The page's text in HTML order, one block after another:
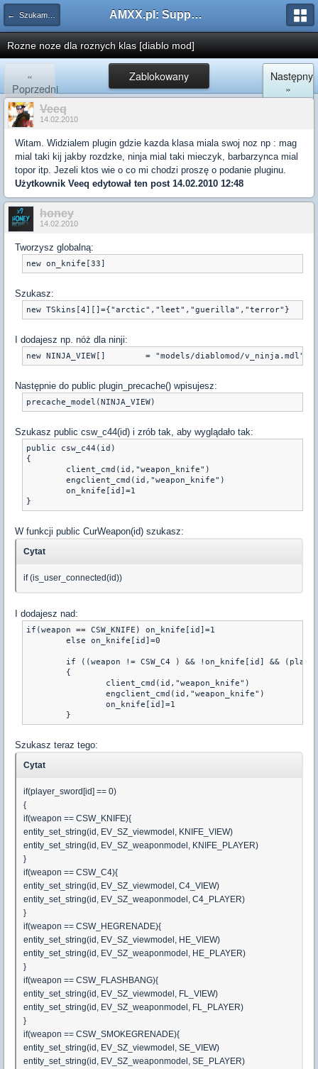
← Szukam pluginu AMXX.pl: Support AMX Mod X i SourceMod
Rozne noze dla roznych klas [diablo mod]
Zablokowany
«
Poprzedni
Następny
»
Veeq
14.02.2010
Witam. Widzialem plugin gdzie kazda klasa miala swoj noz np : mag
mial taki kij jakby rozdzke, ninja mial taki mieczyk, barbarzynca mial
topor itp. Jezeli ktos wie o co mi chodzi proszę o podanie pluginu.
Użytkownik Veeq edytował ten post 14.02.2010 12:48
honey
14.02.2010
Tworzysz globalną:
new on_knife[33]
Szukasz:
new TSkins[4][]={"arctic","leet","guerilla","terror"}
I dodajesz np. nóż dla ninji:
new NINJA_VIEW[] 	= "models/diablomod/v_ninja.mdl"
Następnie do public plugin_precache() wpisujesz:
precache_model(NINJA_VIEW)
Szukasz public csw_c44(id) i zrób tak, aby wyglądało tak:
public csw_c44(id)
{
}
W funkcji public CurWeapon(id) szukasz:
Cytat
if (is_user_connected(id))
I dodajesz nad:
if(weapon == CSW_KNIFE) on_knife[id]=1
	}
Szukasz teraz tego:
Cytat
if(player_sword[id] == 0)
{
if(weapon == CSW_KNIFE){
entity_set_string(id, EV_SZ_viewmodel, KNIFE_VIEW)
entity_set_string(id, EV_SZ_weaponmodel, KNIFE_PLAYER)
}
if(weapon == CSW_C4){
entity_set_string(id, EV_SZ_viewmodel, C4_VIEW)
entity_set_string(id, EV_SZ_weaponmodel, C4_PLAYER)
}
if(weapon == CSW_HEGRENADE){
entity_set_string(id, EV_SZ_viewmodel, HE_VIEW)
entity_set_string(id, EV_SZ_weaponmodel, HE_PLAYER)
}
if(weapon == CSW_FLASHBANG){
entity_set_string(id, EV_SZ_viewmodel, FL_VIEW)
entity_set_string(id, EV_SZ_weaponmodel, FL_PLAYER)
}
if(weapon == CSW_SMOKEGRENADE){
entity_set_string(id, EV_SZ_viewmodel, SE_VIEW)
entity_set_string(id, EV_SZ_weaponmodel, SE_PLAYER)